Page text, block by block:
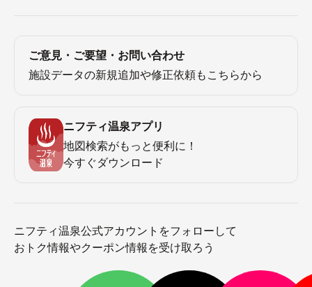
ご意見・ご要望・お問い合わせ
施設データの新規追加や修正依頼もこちらから
ニフティ温泉アプリ
地図検索がもっと便利に！
今すぐダウンロード
ニフティ温泉公式アカウントをフォローして
おトク情報やクーポン情報を受け取ろう